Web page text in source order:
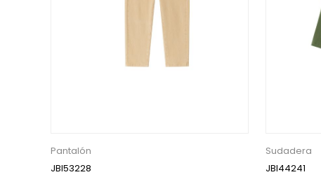
Pantalón
JBI53228
Sudadera
JBI44241